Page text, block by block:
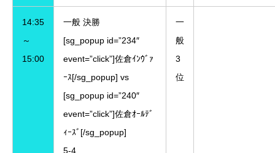
14:35
～
15:00
一般 決勝
[sg_popup id=”234″
event=”click”]佐倉ｲﾝｳﾞｧ
ｰｽ[/sg_popup] vs
[sg_popup id=”240″
event=”click”]佐倉ｵｰﾙﾃﾞ
ｨｰｽﾞ[/sg_popup]
5-4
一
般
3
位